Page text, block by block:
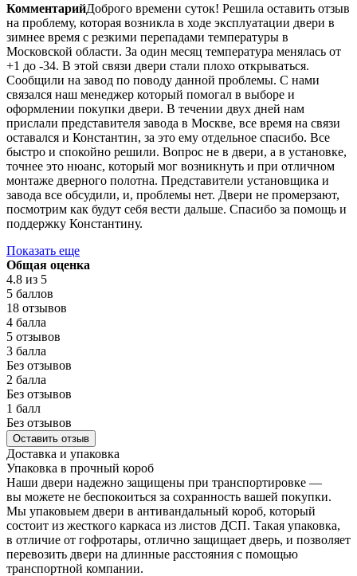
КомментарийДоброго времени суток! Решила оставить отзыв
на проблему, которая возникла в ходе эксплуатации двери в
зимнее время с резкими перепадами температуры в
Московской области. За один месяц температура менялась от
+1 до -34. В этой связи двери стали плохо открываться.
Сообщили на завод по поводу данной проблемы. С нами
связался наш менеджер который помогал в выборе и
оформлении покупки двери. В течении двух дней нам
прислали представителя завода в Москве, все время на связи
оставался и Константин, за это ему отдельное спасибо. Все
быстро и спокойно решили. Вопрос не в двери, а в установке,
точнее это нюанс, который мог возникнуть и при отличном
монтаже дверного полотна. Представители установщика и
завода все обсудили, и, проблемы нет. Двери не промерзают,
посмотрим как будут себя вести дальше. Спасибо за помощь и
поддержку Константину.
Показать еще
Общая оценка
4.8 из 5
5 баллов
18 отзывов
4 балла
5 отзывов
3 балла
Без отзывов
2 балла
Без отзывов
1 балл
Без отзывов
Оставить отзыв
Доставка и упаковка
Упаковка в прочный короб
Наши двери надежно защищены при транспортировке —
вы можете не беспокоиться за сохранность вашей покупки.
Мы упаковыем двери в антивандальный короб, который
состоит из жесткого каркаса из листов ДСП. Такая упаковка,
в отличие от гофротары, отлично защищает дверь, и позволяет
перевозить двери на длинные расстояния с помощью
транспортной компании.